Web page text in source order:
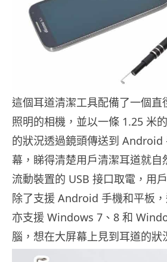
這個耳道清潔工具配備了一個直
照明的相機，並以一條 1.25 米
的狀況透過鏡頭傳送到 Android
幕，睇得清楚用戶清潔耳道就自
流動裝置的 USB 接口取電，用
除了支援 Android 手機和平板
亦支援 Windows 7、8 和
腦，想在大屏幕上見到耳道的狀